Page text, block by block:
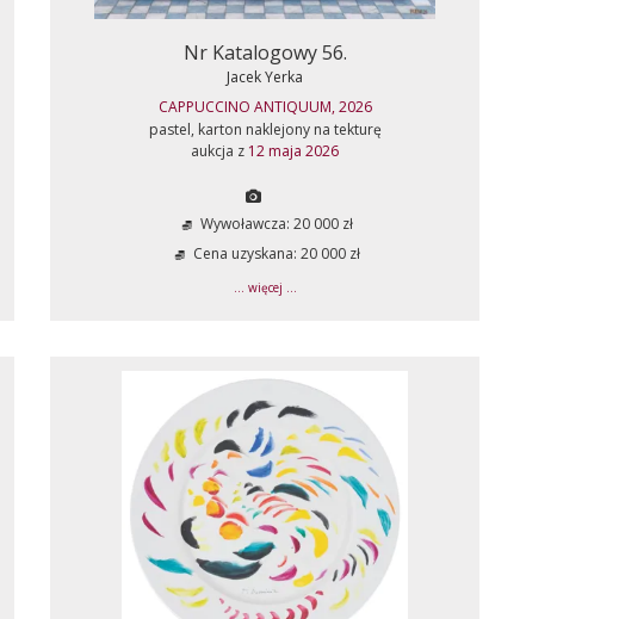
Nr Katalogowy 56.
Jacek Yerka
CAPPUCCINO ANTIQUUM, 2026
pastel, karton naklejony na tekturę
aukcja z 12 maja 2026
Wywoławcza: 20 000 zł
Cena uzyskana: 20 000 zł
... więcej ...